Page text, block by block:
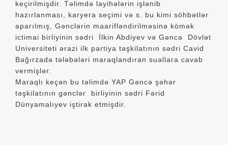
keçirilmişdir. Təlimdə layihələrin işlənib
hazırlanması, karyera seçimi və s. bu kimi söhbətlər
aparılmış, Gənclərin maarifləndirilməsinə kömək
ictimai birliyinin sədri İlkin Abdiyev və Gəncə Dövlət
Universiteti ərazi ilk partiya təşkilatının sədri Cavid
Bağırzadə tələbələri maraqlandıran suallara cavab
vermişlər.
Maraqlı keçən bu təlimdə YAP Gəncə şəhər
təşkilatının gənclər birliyinin sədri Fərid
Dünyamalıyev iştirak etmişdir.